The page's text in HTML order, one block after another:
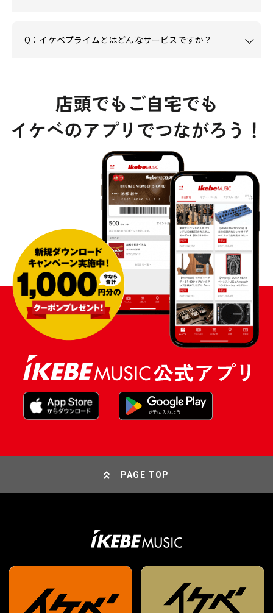
販売価格¥ （税込）
Q：イケベプライムとはどんなサービスですか？
PAGE TOP